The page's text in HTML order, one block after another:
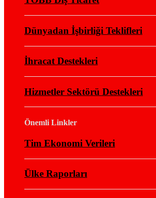
Dünyadan İşbirliği Teklifleri
İhracat Destekleri
Hizmetler Sektörü Destekleri
Önemli Linkler
Tim Ekonomi Verileri
Ülke Raporları